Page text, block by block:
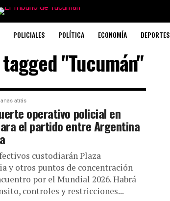
POLICIALES POLÍTICA ECONOMÍA DEPORTES
"Tucumán"
atrás
operativo policial en
el partido entre Argentina
custodiarán Plaza
y otros puntos de concentración
por el Mundial 2026. Habrá
controles y restricciones...